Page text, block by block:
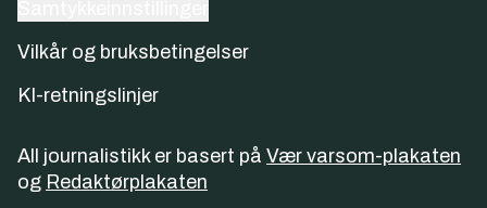
Vilkår og bruksbetingelser
KI-retningslinjer
All journalistikk er basert på Vær varsom-plakaten
og Redaktørplakaten